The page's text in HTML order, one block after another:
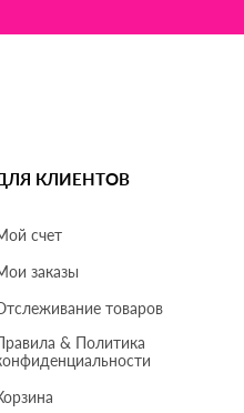
КЛИЕНТОВ
счет
заказы
товаров
& Политика